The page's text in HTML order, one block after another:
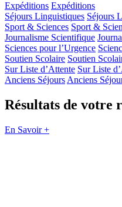
Expéditions Expéditions
Séjours Linguistiques Séjours
Sport & Sciences Sport &
Journalisme Scientifique
Sciences pour l’Urgence
Soutien Scolaire Soutien
Sur Liste d’Attente Sur Liste
Anciens SéjoursAnciens
Résultats de votre
En Savoir +